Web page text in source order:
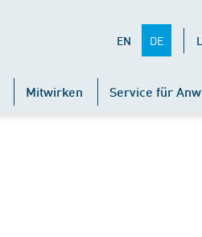
EN DE
Mitwirken Service für